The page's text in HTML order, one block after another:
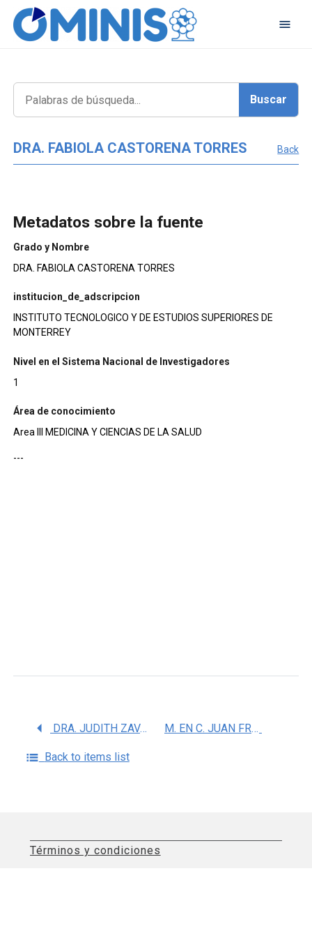
DRA. FABIOLA CASTORENA TORRES Back
Metadatos sobre la fuente
Grado y Nombre
DRA. FABIOLA CASTORENA TORRES
institucion_de_adscripcion
INSTITUTO TECNOLOGICO Y DE ESTUDIOS SUPERIORES DE
MONTERREY
Nivel en el Sistema Nacional de Investigadores
1
Área de conocimiento
Area III MEDICINA Y CIENCIAS DE LA SALUD
---
DRA. JUDITH ZAVALA ARCOS M. EN C. JUAN FRANCISCO SANCHEZ AVILA
Back to items list
Términos y condiciones